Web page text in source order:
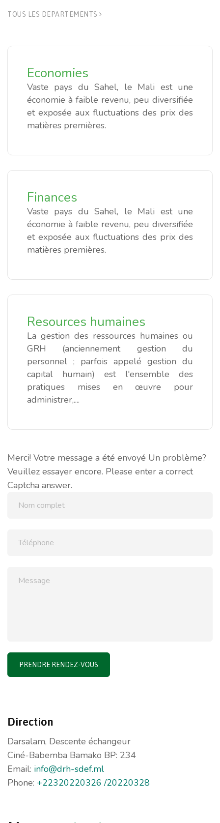
TOUS LES DEPARTEMENTS
Economies
Vaste pays du Sahel, le Mali est une
économie à faible revenu, peu diversifiée
et exposée aux fluctuations des prix des
matières premières.
Finances
Vaste pays du Sahel, le Mali est une
économie à faible revenu, peu diversifiée
et exposée aux fluctuations des prix des
matières premières.
Resources humaines
La gestion des ressources humaines ou
GRH (anciennement gestion du
personnel ; parfois appelé gestion du
capital humain) est l'ensemble des
pratiques mises en œuvre pour
administrer,....
Merci! Votre message a été envoyé Un problème?
Veuillez essayer encore. Please enter a correct
Captcha answer.
PRENDRE RENDEZ-VOUS
Direction
Darsalam, Descente échangeur
Ciné-Babemba Bamako BP: 234
Email: info@drh-sdef.ml
Phone: +22320220326 /20220328